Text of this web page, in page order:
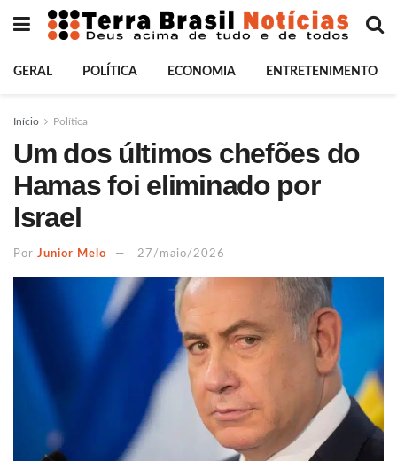
GERAL POLÍTICA ECONOMIA ENTRETENIMENTO
Início Política
Um dos últimos chefões do
Hamas foi eliminado por
Israel
Por Junior Melo 27/maio/2026